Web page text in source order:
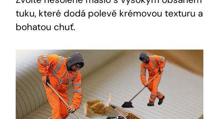
tuku, které dodá polevě krémovou texturu a
bohatou chuť.